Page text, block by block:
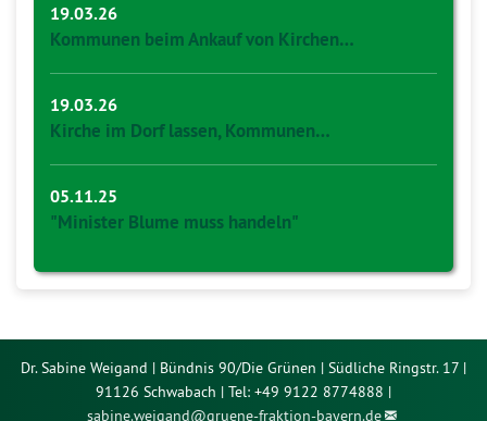
19.03.26
Kommunen beim Ankauf von Kirchen…
19.03.26
Kirche im Dorf lassen, Kommunen…
05.11.25
"Minister Blume muss handeln"
Dr. Sabine Weigand | Bündnis 90/Die Grünen | Südliche Ringstr. 17 |
91126 Schwabach | Tel: +49 9122 8774888 |
sabine.weigand@gruene-fraktion-bayern.de